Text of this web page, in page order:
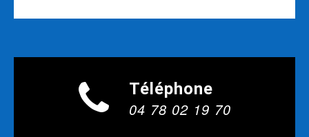
Téléphone
04 78 02 19 70